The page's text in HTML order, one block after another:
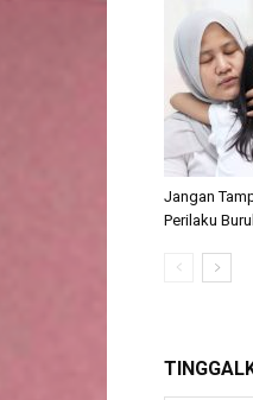
Jangan
Perilaku